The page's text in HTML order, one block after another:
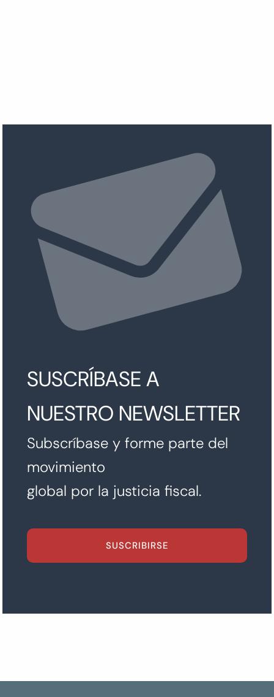
SUSCRÍBASE A
NUESTRO NEWSLETTER
Subscríbase y forme parte del
movimiento
global por la justicia fiscal.
SUSCRIBIRSE